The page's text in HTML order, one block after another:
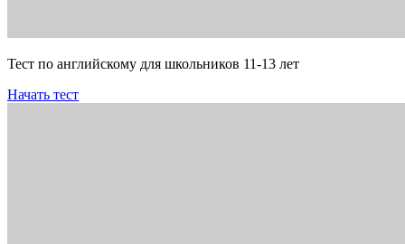
Тест по английскому для школьников 11-13 лет
Начать тест